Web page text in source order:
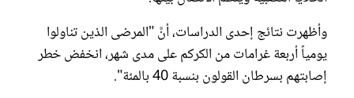
وأظهرت نتائج إحدى الدراسات، أنَّ "المرضى الذين تناولوا
يومياً أربعة غرامات من الكركم على مدى شهر، انخفض خطر
إصابتهم بسرطان القولون بنسبة 40 بالمئة".